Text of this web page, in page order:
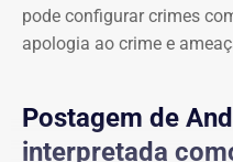
Militar, Light e Águas do
pode configurar crimes
apologia ao crime e
Postagem de
interpretada